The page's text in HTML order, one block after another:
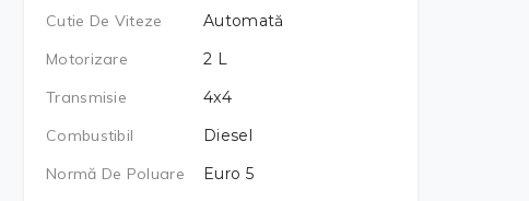
Cutie De Viteze
Automată
Motorizare
2 L
Transmisie
4x4
Combustibil
Diesel
Normă De Poluare
Euro 5